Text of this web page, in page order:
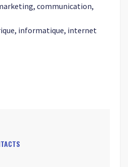
communication,
informatique, internet